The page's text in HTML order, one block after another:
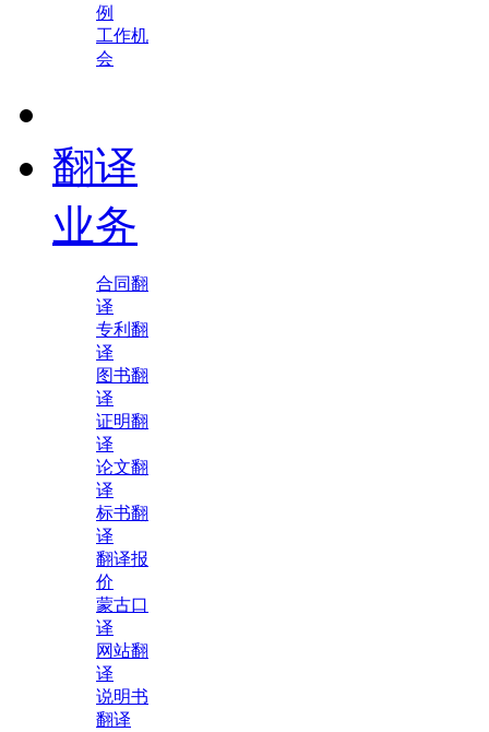
例
工作机
会
翻译
业务
合同翻
译
专利翻
译
图书翻
译
证明翻
译
论文翻
译
标书翻
译
翻译报
价
蒙古口
译
网站翻
译
说明书
翻译